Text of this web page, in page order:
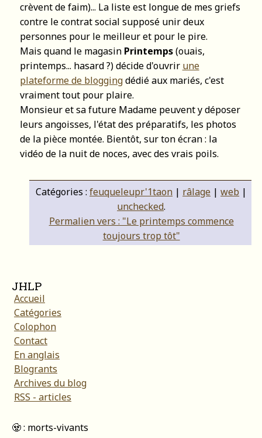
crèvent de faim)... La liste est longue de mes griefs
contre le contrat social supposé unir deux
personnes pour le meilleur et pour le pire.
Mais quand le magasin Printemps(ouais,
printemps... hasard ?) décide d'ouvrir une
plateforme de bloggingdédié aux mariés, c'est
vraiment tout pour plaire.
Monsieur et sa future Madame peuvent y déposer
leurs angoisses, l'état des préparatifs, les photos
de la pièce montée. Bientôt, sur ton écran : la
vidéo de la nuit de noces, avec des vrais poils.
Catégories :feuqueleupr'1taon | râlage |web |
unchecked.
Permalien vers : "Le printemps commence
toujours trop tôt"
JHLP
Accueil
Catégories
Colophon
Contact
En anglais
Blogrants
Archives du blog
RSS - articles
🧟 : morts-vivants